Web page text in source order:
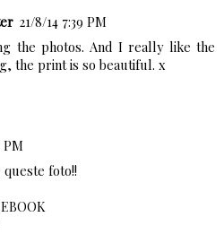
21/8/14 7:39 PM
the photos. And I really like the
the print is so beautiful. x
PM
queste foto!!